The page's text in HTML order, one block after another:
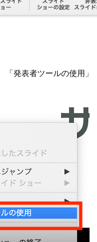
発表者ツールの使用」